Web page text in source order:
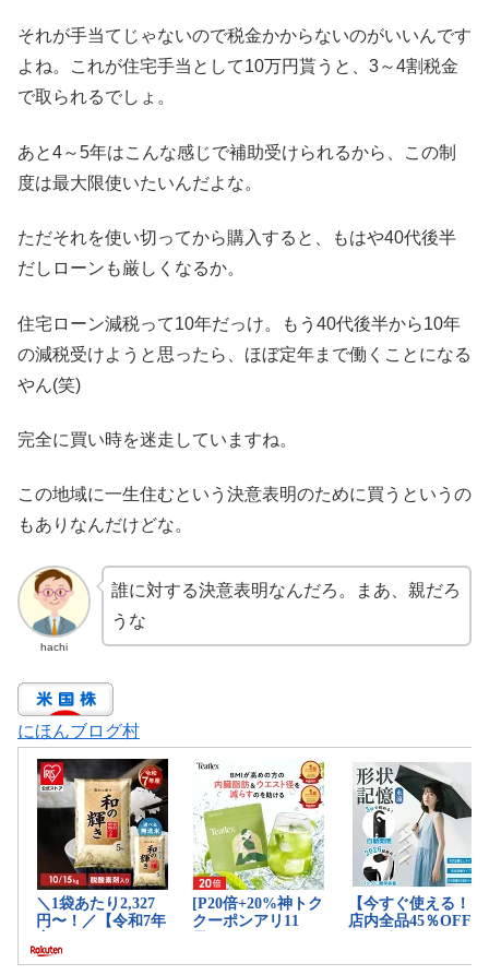
それが手当てじゃないので税金かからないのがいいんです
よね。これが住宅手当として10万円貰うと、3～4割税金
で取られるでしょ。
あと4～5年はこんな感じで補助受けられるから、この制
度は最大限使いたいんだよな。
ただそれを使い切ってから購入すると、もはや40代後半
だしローンも厳しくなるか。
住宅ローン減税って10年だっけ。もう40代後半から10年
の減税受けようと思ったら、ほぼ定年まで働くことになる
やん(笑)
完全に買い時を迷走していますね。
この地域に一生住むという決意表明のために買うというの
もありなんだけどな。
hachi
誰に対する決意表明なんだろ。まあ、親だろ
うな
にほんブログ村